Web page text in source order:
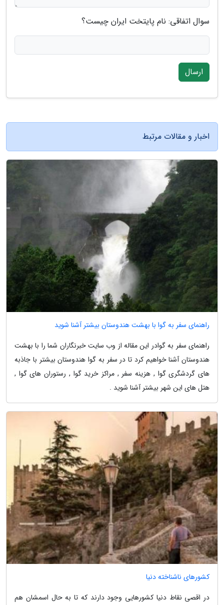
سوال اتفاقی: نام پایتخت ایران چیست؟
ارسال
اخبار و مقالات مرتبط
راهنمای سفر به گوا با بهشت هندوستان بیشتر آشنا شوید
راهنمای سفر به گوادر این مقاله از وب سایت خبرنگاران شما را با بهشت
هندوستان آشنا خواهیم کرد تا در سفر به گوا هندوستان بیشتر با جاذبه
های گردشگری گوا , هزینه سفر , مراکز خرید گوا , رستوران های گوا ,
هتل های این شهر بیشتر آشنا شوید .
کشورهای ناشناخته دنیا
در اقصی نقاط دنیا کشورهایی وجود دارند که تا به حال اسمشان هم